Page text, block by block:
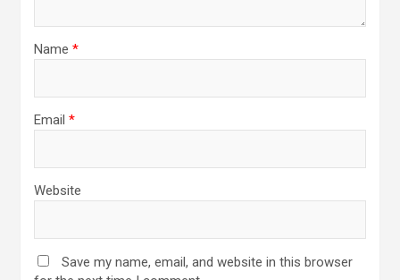
Name *
Email *
Website
Save my name, email, and website in this browser